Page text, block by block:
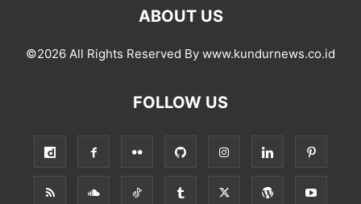
ABOUT US
©2026 All Rights Reserved By www.kundurnews.co.id
FOLLOW US